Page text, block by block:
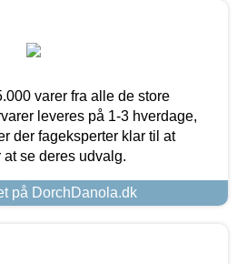
varer fra alle de store
leveres på 1-3 hverdage,
der fageksperter klar til at
se deres udvalg.
på DorchDanola.dk